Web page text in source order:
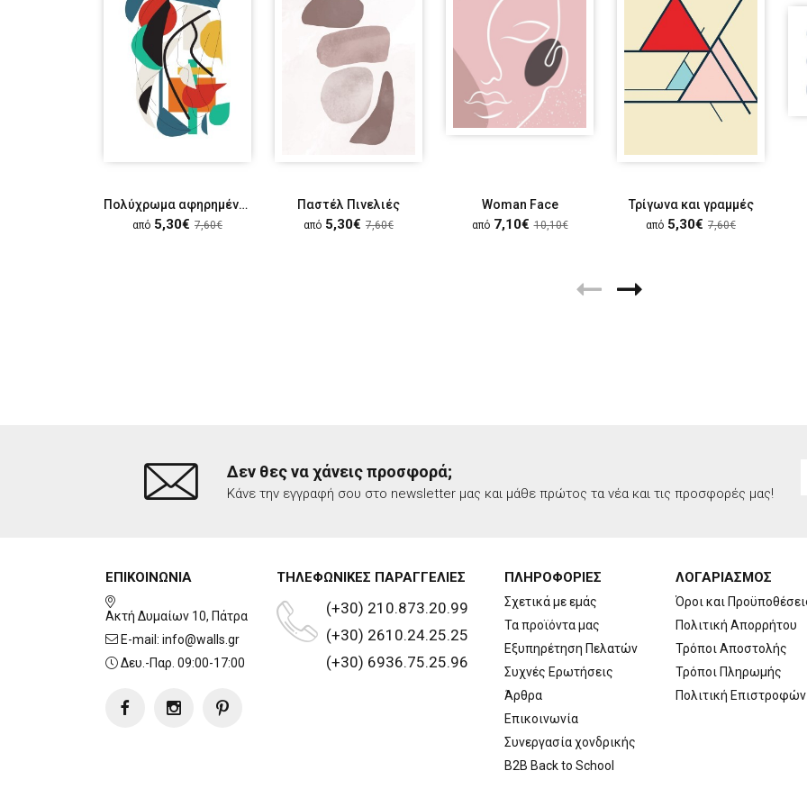
Πολύχρωμα αφηρημένα σχέδια
από 5,30€ 7,60€
Παστέλ Πινελιές
από 5,30€ 7,60€
Woman Face
από 7,10€ 10,10€
Τρίγωνα και γραμμές
από 5,30€ 7,60€
Δεν θες να χάνεις προσφορά;
Κάνε την εγγραφή σου στο newsletter μας και μάθε πρώτος τα νέα και τις προσφορές μας!
ΕΠΙΚΟΙΝΩΝΙΑ
Ακτή Δυμαίων 10, Πάτρα
E-mail: info@walls.gr
Δευ.-Παρ. 09:00-17:00
ΤΗΛΕΦΩΝΙΚΕΣ ΠΑΡΑΓΓΕΛΙΕΣ
(+30) 210.873.20.99
(+30) 2610.24.25.25
(+30) 6936.75.25.96
ΠΛΗΡΟΦΟΡΙΕΣ
Σχετικά με εμάς
Τα προϊόντα μας
Εξυπηρέτηση Πελατών
Συχνές Ερωτήσεις
Άρθρα
Επικοινωνία
Συνεργασία χονδρικής
B2B Back to School
ΛΟΓΑΡΙΑΣΜΟΣ
Όροι και
Πολιτική Απορρήτου
Τρόποι Αποστολής
Τρόποι Πληρωμής
Πολιτική Επιστροφών